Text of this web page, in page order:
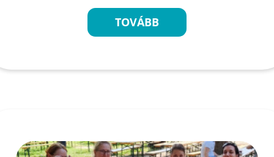
TOVÁBB